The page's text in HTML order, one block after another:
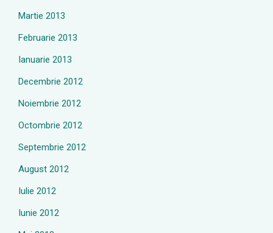
Martie 2013
Februarie 2013
Ianuarie 2013
Decembrie 2012
Noiembrie 2012
Octombrie 2012
Septembrie 2012
August 2012
Iulie 2012
Iunie 2012